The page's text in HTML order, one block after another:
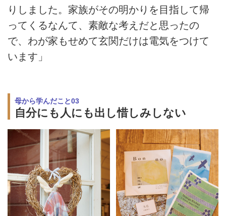
りしました。家族がその明かりを目指して帰
ってくるなんて、素敵な考えだと思ったの
で、わが家もせめて玄関だけは電気をつけて
います」
母から学んだこと03
自分にも人にも出し惜しみしない